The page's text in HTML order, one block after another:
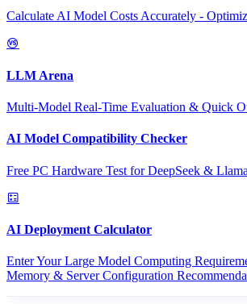
Calculate AI Model Costs Accurately -
LLM Arena
Multi-Model Real-Time Evaluation & Quick
AI Model Compatibility Checker
Free PC Hardware Test for DeepSeek & Llama
AI Deployment Calculator
Enter Your Large Model Computing
Memory & Server Configuration